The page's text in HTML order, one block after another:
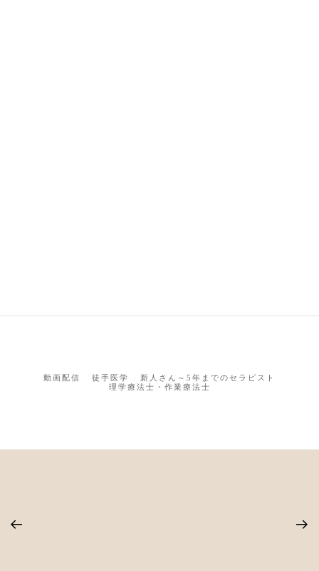
動画配信 徒手医学
新人さん～5年までのセラピスト
理学療法士・作業療法士